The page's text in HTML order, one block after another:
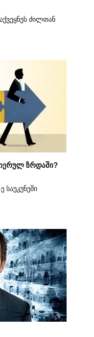
ძილთან
ზრდაში?
საუკუნეში